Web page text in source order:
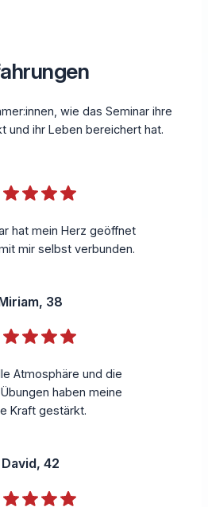
wie das Seminar ihre
und ihr Leben bereichert hat.
hat mein Herz geöffnet
mir selbst verbunden.
38
Atmosphäre und die
haben meine
Kraft gestärkt.
David, 42